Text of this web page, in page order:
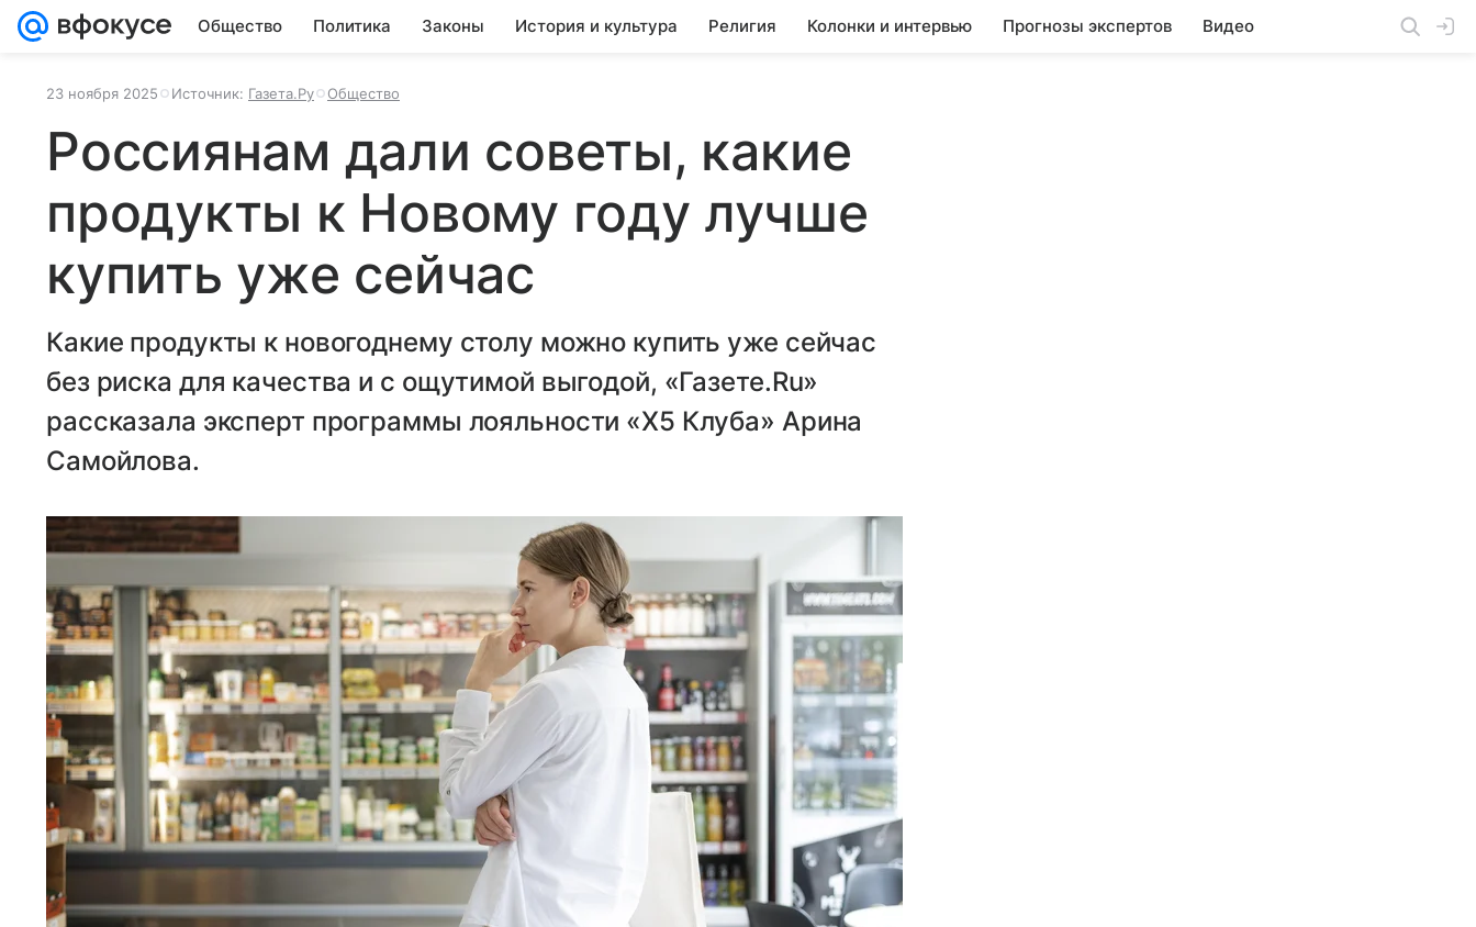
Общество Политика Законы История и культура Религия Колонки и интервью Прогнозы экспертов Видео
23 ноября 2025 Источник: Газета.Ру Общество
Россиянам дали советы, какие
продукты к Новому году лучше
купить уже сейчас
Какие продукты к новогоднему столу можно купить уже сейчас
без риска для качества и с ощутимой выгодой, «Газете.Ru»
рассказала эксперт программы лояльности «X5 Клуба» Арина
Самойлова.